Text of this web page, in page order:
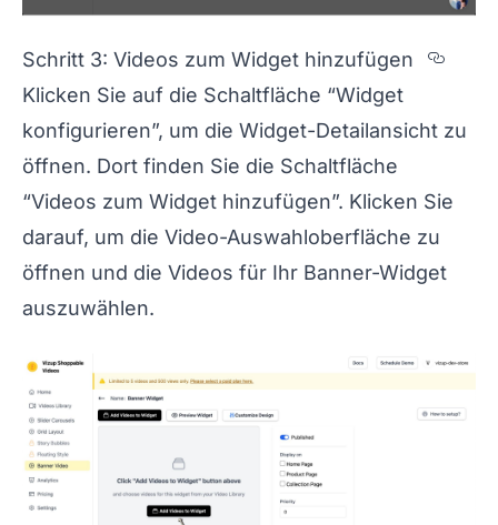
Schritt 3: Videos zum Widget hinzufügen
Klicken Sie auf die Schaltfläche “Widget
konfigurieren”, um die Widget-Detailansicht zu
öffnen. Dort finden Sie die Schaltfläche
“Videos zum Widget hinzufügen”. Klicken Sie
darauf, um die Video-Auswahloberfläche zu
öffnen und die Videos für Ihr Banner-Widget
auszuwählen.